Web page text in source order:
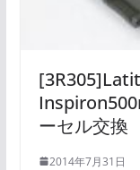
ーセル交換
2014年7月31日